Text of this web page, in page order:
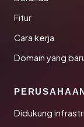
Fitur
Cara kerja
Domain yang
Didukung